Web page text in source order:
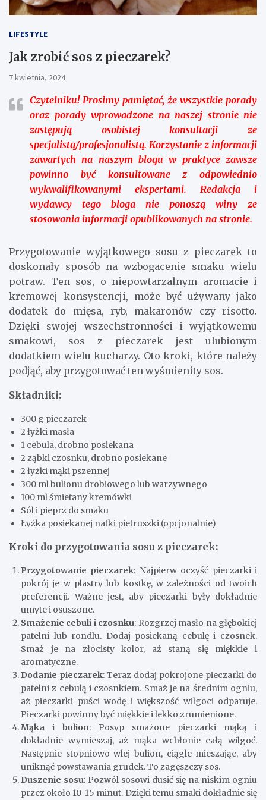
LIFESTYLE
Jak zrobić sos z pieczarek?
7 kwietnia, 2024
Czytelniku!Prosimy pamiętać, że wszystkie porady
oraz porady wprowadzone na naszej stronie nie
zastępują osobistej konsultacji ze
specjalistą/profesjonalistą. Korzystanie z informacji
zawartych na naszym blogu w praktyce zawsze
powinno być konsultowane z odpowiednio
wykwalifikowanymi ekspertami. Redakcja i
wydawcy tego bloga nie ponoszą winy ze
stosowania informacji opublikowanych na stronie.
Przygotowanie wyjątkowego sosu z pieczarek to
doskonały sposób na wzbogacenie smaku wielu
potraw. Ten sos, o niepowtarzalnym aromacie i
kremowej konsystencji, może być używany jako
dodatek do mięsa, ryb, makaronów czy risotto.
Dzięki swojej wszechstronności i wyjątkowemu
smakowi, sos z pieczarek jest ulubionym
dodatkiem wielu kucharzy. Oto kroki, które należy
podjąć, aby przygotować ten wyśmienity sos.
Składniki:
300 g pieczarek
2 łyżki masła
1 cebula, drobno posiekana
2 ząbki czosnku, drobno posiekane
2 łyżki mąki pszennej
300 ml bulionu drobiowego lub warzywnego
100 ml śmietany kremówki
Sól i pieprz do smaku
Łyżka posiekanej natki pietruszki (opcjonalnie)
Kroki do przygotowania sosu z pieczarek:
Przygotowanie pieczarek: Najpierw oczyść pieczarki i
pokrój je w plastry lub kostkę, w zależności od twoich
preferencji. Ważne jest, aby pieczarki były dokładnie
umyte i osuszone.
Smażenie cebuli i czosnku: Rozgrzej masło na głębokiej
patelni lub rondlu. Dodaj posiekaną cebulę i czosnek.
Smaż je na złocisty kolor, aż staną się miękkie i
aromatyczne.
Dodanie pieczarek: Teraz dodaj pokrojone pieczarki do
patelni z cebulą i czosnkiem. Smaż je na średnim ogniu,
aż pieczarki puści wodę i większość wilgoci odparuje.
Pieczarki powinny być miękkie i lekko zrumienione.
Mąka i bulion: Posyp smażone pieczarki mąką i
dokładnie wymieszaj, aż mąka wchłonie całą wilgoć.
Następnie stopniowo wlej bulion, ciągle mieszając, aby
uniknąć powstawania grudek. To zagęszczy sos.
Duszenie sosu: Pozwól sosowi dusić się na niskim ogniu
przez około 10-15 minut. Dzięki temu smaki dokładnie się